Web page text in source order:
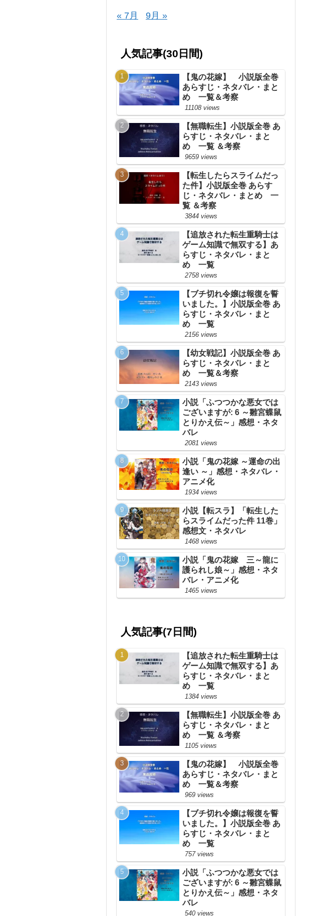
« 7月 9月 »
人気記事(30日間)
【鬼の花嫁】 小説版全巻
あらすじ・ネタバレ・まと
め 一覧＆考察
11108 views
【無職転生】小説版全巻 あ
らすじ・ネタバレ・まと
め 一覧 ＆考察
9659 views
【転生したらスライムだっ
た件】小説版全巻 あらす
じ・ネタバレ・まとめ 一
覧 ＆考察
3844 views
【追放された転生重騎士は
ゲーム知識で無双する】あ
らすじ・ネタバレ・まと
め 一覧
2758 views
【ブチ切れ令嬢は報復を誓
いました。】小説版全巻 あ
らすじ・ネタバレ・まと
め 一覧
2156 views
【幼女戦記】小説版全巻 あ
らすじ・ネタバレ・まと
め 一覧＆考察
2143 views
小説「ふつつかな悪女では
ございますが: 6 ～雛宮蝶鼠
とりかえ伝～」感想・ネタ
バレ
2081 views
小説「鬼の花嫁 ～運命の出
逢い ～」感想・ネタバレ・
アニメ化
1934 views
小説【転スラ】「転生した
らスライムだった件 11巻」
感想文・ネタバレ
1468 views
小説「鬼の花嫁 三～龍に
護られし娘～」感想・ネタ
バレ・アニメ化
1465 views
人気記事(7日間)
【追放された転生重騎士は
ゲーム知識で無双する】あ
らすじ・ネタバレ・まと
め 一覧
1384 views
【無職転生】小説版全巻 あ
らすじ・ネタバレ・まと
め 一覧 ＆考察
1105 views
【鬼の花嫁】 小説版全巻
あらすじ・ネタバレ・まと
め 一覧＆考察
969 views
【ブチ切れ令嬢は報復を誓
いました。】小説版全巻 あ
らすじ・ネタバレ・まと
め 一覧
757 views
小説「ふつつかな悪女では
ございますが: 6 ～雛宮蝶鼠
とりかえ伝～」感想・ネタ
バレ
540 views